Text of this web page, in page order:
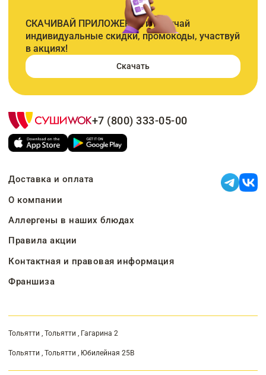
СКАЧИВАЙ ПРИЛОЖЕНИЕ и получай
индивидуальные скидки, промокоды, участвуй
в акциях!
Скачать
+7 (800) 333-05-00
Доставка и оплата
О компании
Аллергены в наших блюдах
Правила акции
Контактная и правовая информация
Франшиза
Тольятти , Тольятти , Гагарина 2
Тольятти , Тольятти , Юбилейная 25В